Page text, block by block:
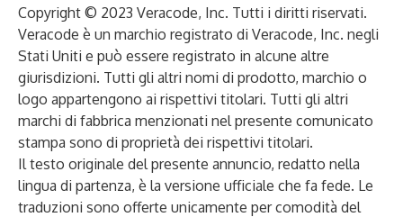
Copyright © 2023 Veracode, Inc. Tutti i diritti riservati.
Veracode è un marchio registrato di Veracode, Inc. negli
Stati Uniti e può essere registrato in alcune altre
giurisdizioni. Tutti gli altri nomi di prodotto, marchio o
logo appartengono ai rispettivi titolari. Tutti gli altri
marchi di fabbrica menzionati nel presente comunicato
stampa sono di proprietà dei rispettivi titolari.
Il testo originale del presente annuncio, redatto nella
lingua di partenza, è la versione ufficiale che fa fede. Le
traduzioni sono offerte unicamente per comodità del